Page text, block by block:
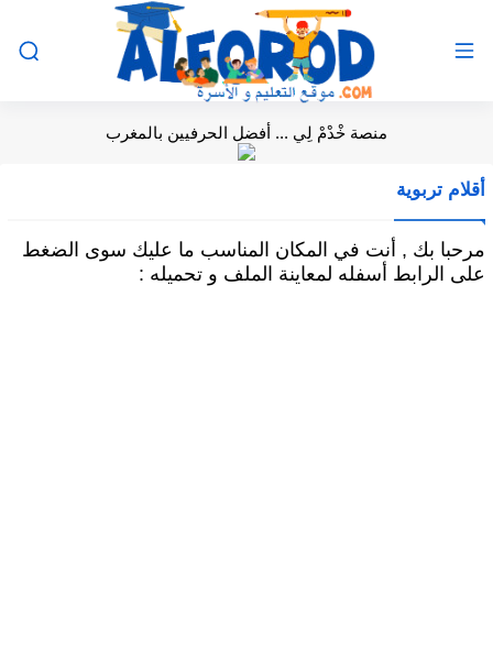
منصة خْدْمْ لِي ... أفضل الحرفيين بالمغرب
أقلام تربوية
مرحبا بك , أنت في المكان المناسب ما عليك سوى الضغط
على الرابط أسفله لمعاينة الملف و تحميله :